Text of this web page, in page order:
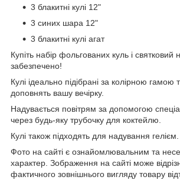
3 блакитні кулі 12"
3 синих шара 12"
3 блакитні кулі агат
Купіть набір фольгованих куль і святковий
забезпечено!
Кулі ідеально підібрані за колірною гамою
доповнять вашу вечірку.
Надувається повітрям за допомогою
через будь-яку трубочку для коктейлю.
Кулі також підходять для надування гелієм.
Фото на сайті є ознайомлювальним та
характер. Зображення на сайті може
фактичного зовнішнього вигляду товару